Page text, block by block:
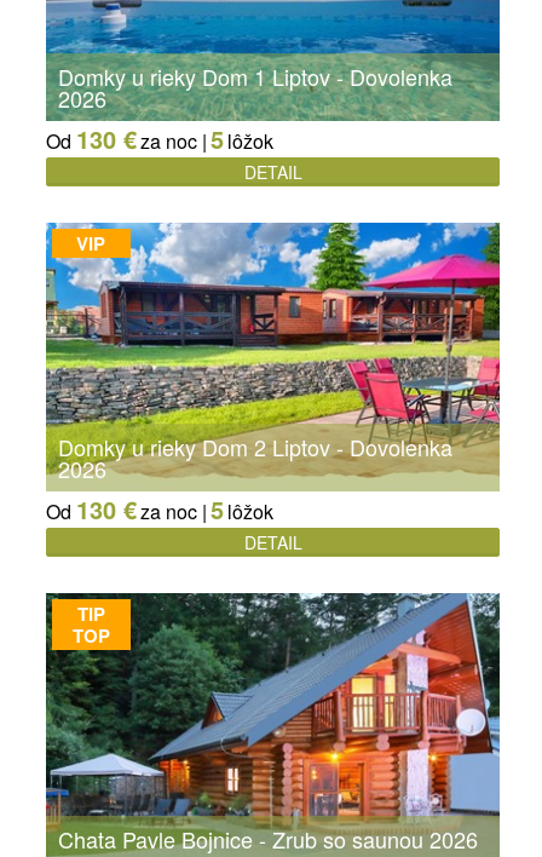
Domky u rieky Dom 1 Liptov - Dovolenka
2026
Od 130 €za noc |5lôžok
DETAIL
VIP
Domky u rieky Dom 2 Liptov - Dovolenka
2026
Od 130 €za noc |5lôžok
DETAIL
TIP
TOP
Chata Pavle Bojnice - Zrub so saunou 2026